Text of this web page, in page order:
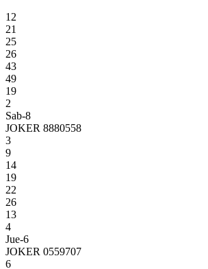
12
21
25
26
43
49
19
2
Sab-8
JOKER 8880558
3
9
14
19
22
26
13
4
Jue-6
JOKER 0559707
6